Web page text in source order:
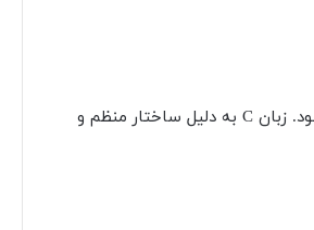
برنامه‌نویسی میکروکنترلرهای STM32 معمولاً با استفاده از زبان C انجام می‌شود. زبان C به دلیل ساختار منظم و